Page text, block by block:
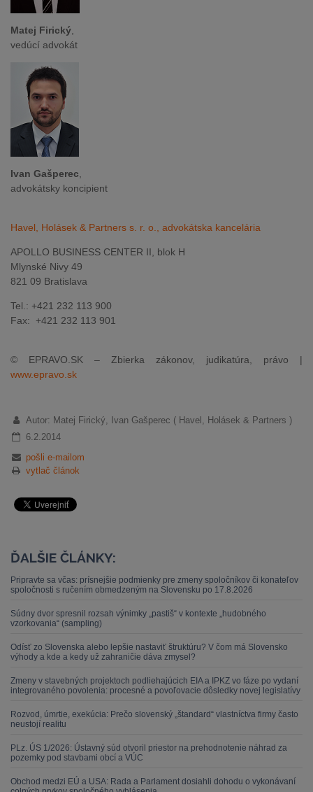
Matej Firický
vedúcí advokát
Ivan Gašperec
advokátsky koncipient
Havel, Holásek & Partners s. r. o., advokátska kancelária
APOLLO BUSINESS CENTER II, blok H
Mlynské Nivy 49
821 09 Bratislava
Tel.: +421 232 113 900
Fax: +421 232 113 901
© EPRAVO.SK – Zbierka zákonov, judikatúra, právo |
www.epravo.sk
Autor: Matej Firický, Ivan Gašperec ( Havel, Holásek & Partners )
6.2.2014
pošli e-mailom
vytlač článok
ĎALŠIE ČLÁNKY:
Pripravte sa včas: prísnejšie podmienky pre zmeny spoločníkov či konateľov
spoločnosti s ručením obmedzeným na Slovensku po 17.8.2026
Súdny dvor spresnil rozsah výnimky „pastiš“ v kontexte „hudobného
vzorkovania“ (sampling)
Odísť zo Slovenska alebo lepšie nastaviť štruktúru? V čom má Slovensko
výhody a kde a kedy už zahraničie dáva zmysel?
Zmeny v stavebných projektoch podliehajúcich EIA a IPKZ vo fáze po vydaní
integrovaného povolenia: procesné a povoľovacie dôsledky novej legislatívy
Rozvod, úmrtie, exekúcia: Prečo slovenský „štandard“ vlastníctva firmy často
neustojí realitu
PLz. ÚS 1/2026: Ústavný súd otvoril priestor na prehodnotenie náhrad za
pozemky pod stavbami obcí a VÚC
Obchod medzi EÚ a USA: Rada a Parlament dosiahli dohodu o vykonávaní